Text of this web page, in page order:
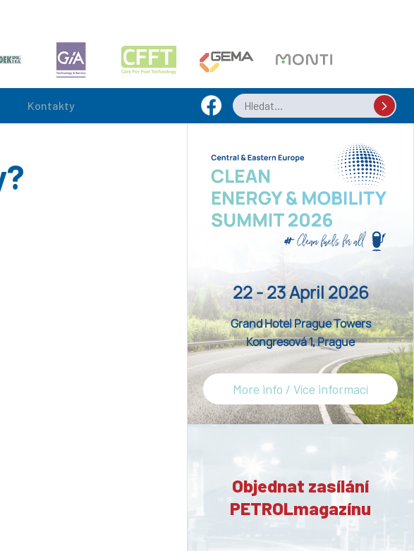
Kontakty
22 - 23 April 2026
Grand Hotel Prague Towers
Kongresová 1, Prague
More info / Více informací
Objednat zasílání
PETROLmagazínu